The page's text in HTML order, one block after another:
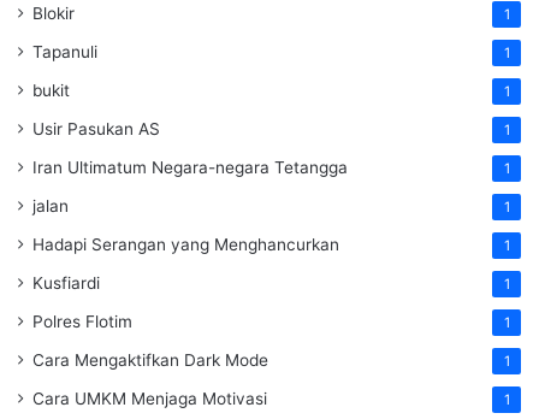
Blokir 1
Tapanuli 1
bukit 1
Usir Pasukan AS 1
Iran Ultimatum Negara-negara Tetangga 1
jalan 1
Hadapi Serangan yang Menghancurkan 1
Kusfiardi 1
Polres Flotim 1
Cara Mengaktifkan Dark Mode 1
Cara UMKM Menjaga Motivasi 1